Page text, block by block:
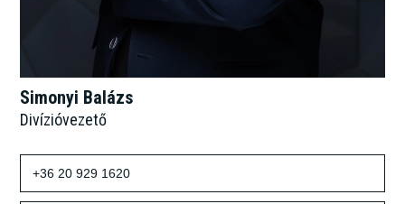
Simonyi Balázs
Divízióvezető
+36 20 929 1620